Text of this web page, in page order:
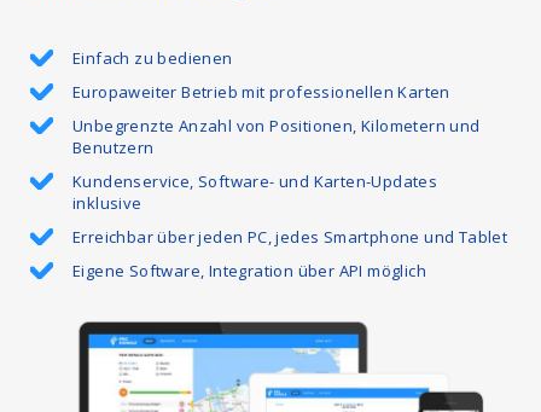
Einfach zu bedienen
Europaweiter Betrieb mit professionellen Karten
Unbegrenzte Anzahl von Positionen, Kilometern und
Benutzern
Kundenservice, Software- und Karten-Updates
inklusive
Erreichbar über jeden PC, jedes Smartphone und Tablet
Eigene Software, Integration über API möglich